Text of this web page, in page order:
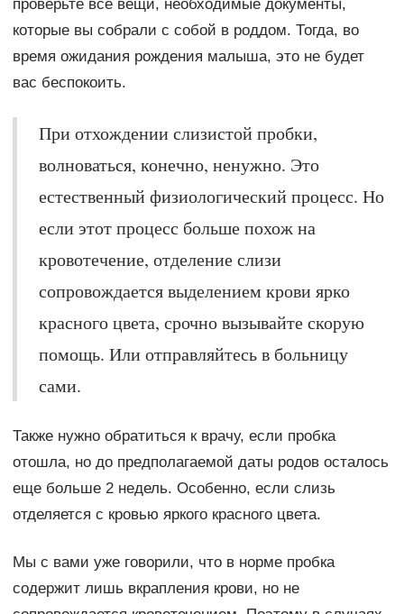
проверьте все вещи, необходимые документы,
которые вы собрали с собой в роддом. Тогда, во
время ожидания рождения малыша, это не будет
вас беспокоить.
При отхождении слизистой пробки,
волноваться, конечно, ненужно. Это
естественный физиологический процесс. Но
если этот процесс больше похож на
кровотечение, отделение слизи
сопровождается выделением крови ярко
красного цвета, срочно вызывайте скорую
помощь. Или отправляйтесь в больницу
сами.
Также нужно обратиться к врачу, если пробка
отошла, но до предполагаемой даты родов осталось
еще больше 2 недель. Особенно, если слизь
отделяется с кровью яркого красного цвета.
Мы с вами уже говорили, что в норме пробка
содержит лишь вкрапления крови, но не